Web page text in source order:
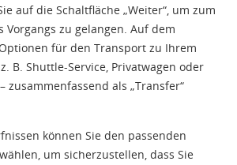
auf die Schaltfläche „Weiter“, um zum
Vorgangs zu gelangen. Auf dem
für den Transport zu Ihrem
B. Shuttle-Service, Privatwagen oder
zusammenfassend als „Transfer“
können Sie den passenden
um sicherzustellen, dass Sie